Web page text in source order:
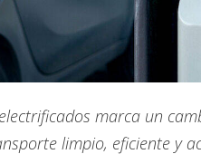
marca un
limpio, eficiente y